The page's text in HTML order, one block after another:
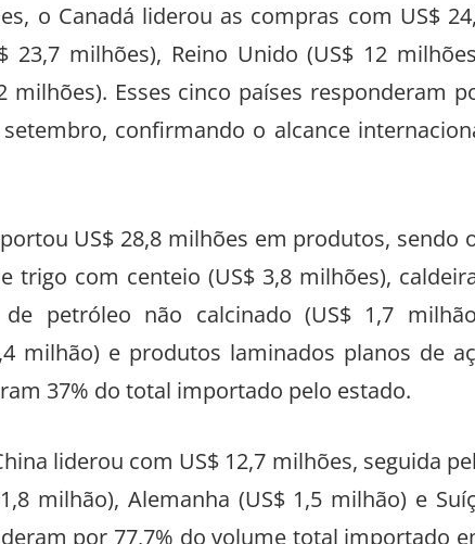
o Canadá liderou as compras com US$
23,7 milhões), Reino Unido (US$ 12
milhões). Esses cinco países responderam
confirmando o alcance
US$ 28,8 milhões em produtos, sendo
com centeio (US$ 3,8 milhões),
petróleo não calcinado (US$ 1,7
milhão) e produtos laminados planos de
37% do total importado pelo estado.
liderou com US$ 12,7 milhões, seguida
milhão), Alemanha (US$ 1,5 milhão) e
por 77,7% do volume total importado